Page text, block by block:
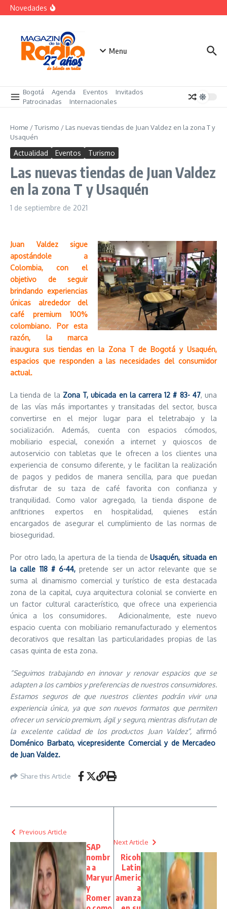
Saltar al contenido
Novedades
Menu
Bogotá Agenda Eventos
Invitados
Patrocinadas
Internacionales
Home /Turismo / Las nuevas tiendas de Juan Valdez en la zona T y
Usaquén
Actualidad Eventos Turismo
Las nuevas tiendas de Juan Valdez
en la zona T y Usaquén
1 de septiembre de 2021
Juan Valdez sigue
apostándole a
Colombia, con el
objetivo de seguir
brindando experiencias
únicas alrededor del
café premium 100%
colombiano. Por esta
razón, la marca
inaugura sus tiendas en la Zona T de Bogotá y Usaquén,
espacios que responden a las necesidades del consumidor
actual.
La tienda de la Zona T, ubicada en la carrera 12 # 83- 47, una
de las vías más importantes y transitadas del sector, busca
convertirse en el mejor lugar para el teletrabajo y la
socialización. Además, cuenta con espacios cómodos,
mobiliario especial, conexión a internet y quioscos de
autoservicio con tabletas que le ofrecen a los clientes una
experiencia de consumo diferente, y le facilitan la realización
de pagos y pedidos de manera sencilla, para que puedan
disfrutar de su taza de café favorita con confianza y
tranquilidad. Como valor agregado, la tienda dispone de
anfitriones expertos en hospitalidad, quienes están
encargados de asegurar el cumplimiento de las normas de
bioseguridad.
Por otro lado, la apertura de la tienda deUsaquén, situada en
la calle 118 # 6-44, pretende ser un actor relevante que se
suma al dinamismo comercial y turístico de esta destacada
zona de la capital, cuya arquitectura colonial se convierte en
un factor cultural característico, que ofrece una experiencia
única a los consumidores. Adicionalmente, este nuevo
espacio cuenta con mobiliario remanufacturado y elementos
decorativos que resaltan las particularidades propias de las
casas quinta de esta zona.
“Seguimos trabajando en innovar y renovar espacios que se
adapten a los cambios y preferencias de nuestros consumidores.
Estamos seguros de que nuestros clientes podrán vivir una
experiencia única, ya que son nuevos formatos que permiten
ofrecer un servicio premium, ágil y seguro, mientras disfrutan de
la excelente calidad de los productos Juan Valdez”, afirmó
Doménico Barbato, vicepresidente Comercial y de Mercadeo
de Juan Valdez.
Share this Article
Previous Article
SAP
nombr
a a
Maryur
y
Romer
Next Article
Ricoh
Latin
Americ
a
avanza